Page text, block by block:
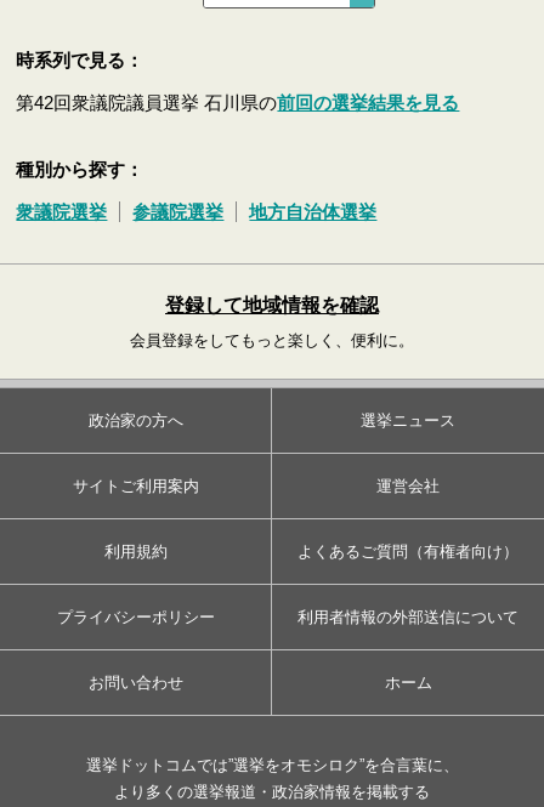
時系列で見る：
第42回衆議院議員選挙 石川県の前回の選挙結果を見る
種別から探す：
衆議院選挙 参議院選挙 地方自治体選挙
登録して地域情報を確認
会員登録をしてもっと楽しく、便利に。
政治家の方へ 選挙ニュース
サイトご利用案内 運営会社
利用規約 よくあるご質問（有権者向け）
プライバシーポリシー 利用者情報の外部送信について
お問い合わせ ホーム
選挙ドットコムでは”選挙をオモシロク”を合言葉に、
より多くの選挙報道・政治家情報を掲載する